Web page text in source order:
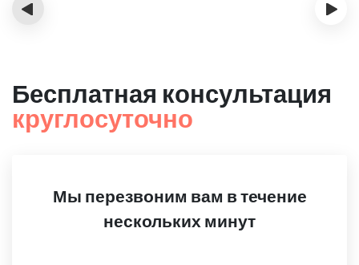
‹ ›
Бесплатная консультация
круглосуточно
Мы перезвоним вам в течение
нескольких минут